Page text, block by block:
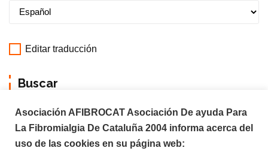
Editar traducción
Buscar
Asociación AFIBROCAT Asociación De ayuda Para
La Fibromialgia De Cataluña 2004 informa acerca del
uso de las cookies en su página web: